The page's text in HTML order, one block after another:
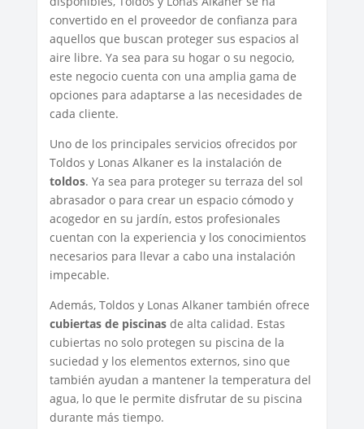
convertido en el proveedor de confianza para
aquellos que buscan proteger sus espacios al
aire libre. Ya sea para su hogar o su negocio,
este negocio cuenta con una amplia gama de
opciones para adaptarse a las necesidades de
cada cliente.
Uno de los principales servicios ofrecidos por
Toldos y Lonas Alkaner es la instalación de
toldos. Ya sea para proteger su terraza del sol
abrasador o para crear un espacio cómodo y
acogedor en su jardín, estos profesionales
cuentan con la experiencia y los conocimientos
necesarios para llevar a cabo una instalación
impecable.
Además, Toldos y Lonas Alkaner también ofrece
cubiertas de piscinasde alta calidad. Estas
cubiertas no solo protegen su piscina de la
suciedad y los elementos externos, sino que
también ayudan a mantener la temperatura del
agua, lo que le permite disfrutar de su piscina
durante más tiempo.